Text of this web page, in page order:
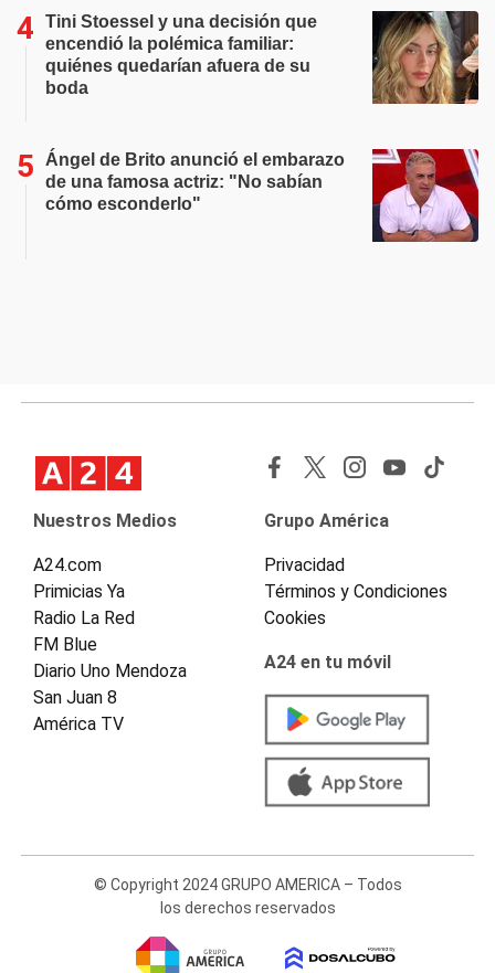
Tini Stoessel y una decisión que
encendió la polémica familiar:
quiénes quedarían afuera de su
boda
Ángel de Brito anunció el embarazo
de una famosa actriz: "No sabían
cómo esconderlo"
Nuestros Medios
A24.com
Primicias Ya
Radio La Red
FM Blue
Diario Uno Mendoza
San Juan 8
América TV
Grupo América
Privacidad
Términos y Condiciones
Cookies
A24 en tu móvil
© Copyright 2024 GRUPO AMERICA – Todos
los derechos reservados